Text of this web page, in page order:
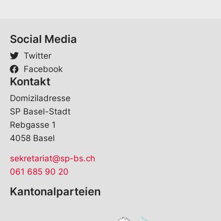
Social Media
Twitter
Facebook
Kontakt
Domiziladresse
SP Basel-Stadt
Rebgasse 1
4058 Basel
sekretariat@sp-bs.ch
061 685 90 20
Kantonalparteien